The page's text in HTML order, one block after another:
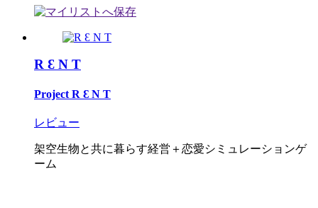
R Ɛ N T
Project R Ɛ N T
レビュー
架空生物と共に暮らす経営＋恋愛シミュレーションゲ
ーム